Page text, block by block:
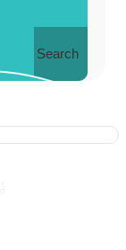
Search